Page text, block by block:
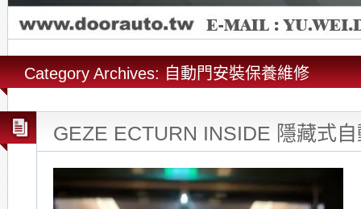
Category Archives: 自動門安裝保養維修
GEZE ECTURN INSIDE 隱藏式
Player